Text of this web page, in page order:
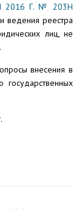
2016 Г. № 203Н
ведения реестра
лиц, не
внесения в